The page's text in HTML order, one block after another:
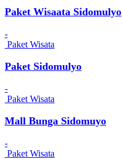
Paket Wisaata Sidomulyo
-
Paket Wisata
Paket Sidomulyo
-
Paket Wisata
Mall Bunga Sidomuyo
-
Paket Wisata